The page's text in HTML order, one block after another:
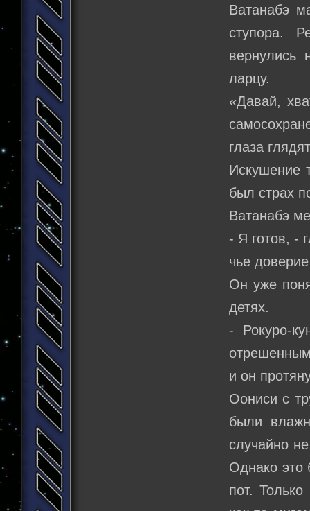
Ватанабэ
ступора.
вернулись
ларцу.
«Давай,
глаза
Искушение
был страх
Ватанабэ
- Я готов, -
чье
Он уже
детях.
- Рокуро-
и он
Оониси с
были
случайно
Однако
пот.